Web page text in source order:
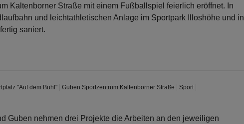
Kaltenborner Straße mit einem Fußballspiel feierlich eröffnet. In
und leichtathletischen Anlage im Sportpark Illoshöhe und in
saniert.
"Auf dem Bühl" Guben Sportzentrum Kaltenborner Straße Sport
Guben nehmen drei Projekte die Arbeiten an den jeweiligen